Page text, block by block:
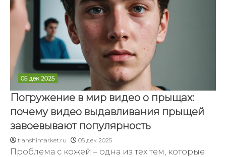
05 дек 2025
Погружение в мир видео о прыщах:
почему видео выдавливания прыщей
завоевывают популярность
tianshimarket.ru 05 дек 2025
Проблема с кожей – одна из тех тем, которые